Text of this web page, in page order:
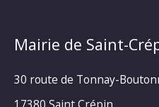
Mairie de Saint-
30 route de Tonnay-